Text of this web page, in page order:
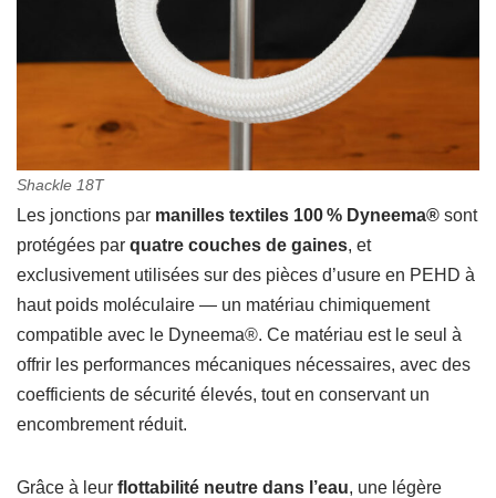
Shackle 18T
Les jonctions par manilles textiles 100 % Dyneema® sont
protégées par quatre couches de gaines, et
exclusivement utilisées sur des pièces d’usure en PEHD à
haut poids moléculaire — un matériau chimiquement
compatible avec le Dyneema®. Ce matériau est le seul à
offrir les performances mécaniques nécessaires, avec des
coefficients de sécurité élevés, tout en conservant un
encombrement réduit.
Grâce à leur flottabilité neutre dans l’eau, une légère